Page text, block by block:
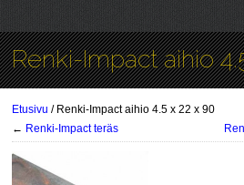
Renki-Impact aihio
Etusivu / Renki-Impact aihio 4.5 x 22 x 90
← Renki-Impact teräs